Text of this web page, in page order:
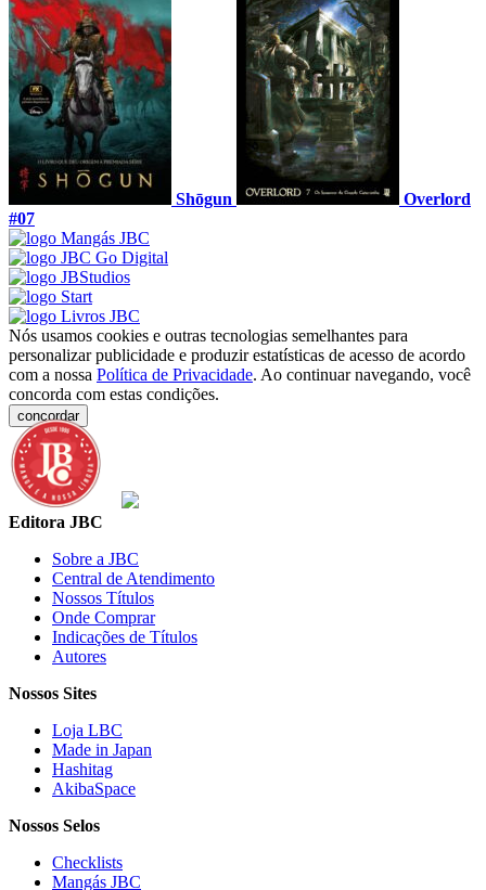
Shōgun
Overlord
#07
Nós usamos cookies e outras tecnologias semelhantes para
personalizar publicidade e produzir estatísticas de acesso de acordo
com a nossa Política de Privacidade. Ao continuar navegando, você
concorda com estas condições.
concordar
Editora JBC
Sobre a JBC
Central de Atendimento
Nossos Títulos
Onde Comprar
Indicações de Títulos
Autores
Nossos Sites
Loja LBC
Made in Japan
Hashitag
AkibaSpace
Nossos Selos
Checklists
Mangás JBC